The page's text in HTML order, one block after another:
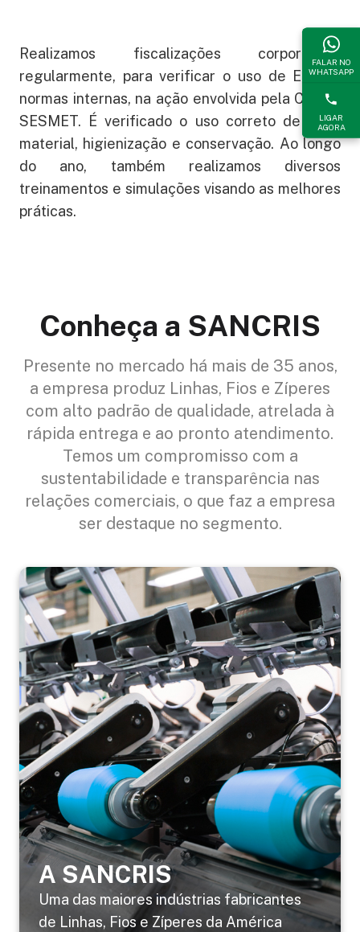
Realizamos fiscalizações corporativas
regularmente, para verificar o uso de EPI’s e
normas internas, na ação envolvida pela CIPA e
SESMET. É verificado o uso correto de cada
material, higienização e conservação. Ao longo
do ano, também realizamos diversos
treinamentos e simulações visando as melhores
práticas.
Conheça a SANCRIS
Presente no mercado há mais de 35 anos,
a empresa produz Linhas, Fios e Zíperes
com alto padrão de qualidade, atrelada à
rápida entrega e ao pronto atendimento.
Temos um compromisso com a
sustentabilidade e transparência nas
relações comerciais, o que faz a empresa
ser destaque no segmento.
A SANCRIS
Uma das maiores indústrias fabricantes
de Linhas, Fios e Zíperes da América
FALAR NO
WHATSAPP
LIGAR
AGORA